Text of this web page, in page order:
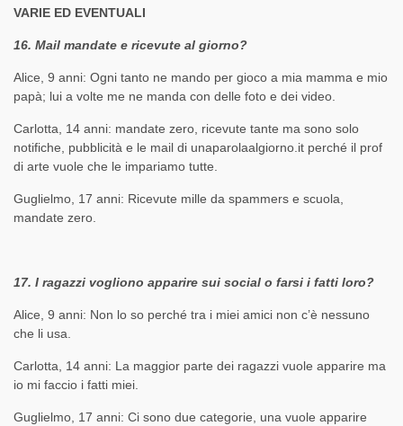
VARIE ED EVENTUALI
16. Mail mandate e ricevute al giorno?
Alice, 9 anni: Ogni tanto ne mando per gioco a mia mamma e mio
papà; lui a volte me ne manda con delle foto e dei video.
Carlotta, 14 anni: mandate zero, ricevute tante ma sono solo
notifiche, pubblicità e le mail di unaparolaalgiorno.it perché il prof
di arte vuole che le impariamo tutte.
Guglielmo, 17 anni: Ricevute mille da spammers e scuola,
mandate zero.
17. I ragazzi vogliono apparire sui social o farsi i fatti loro?
Alice, 9 anni: Non lo so perché tra i miei amici non c’è nessuno
che li usa.
Carlotta, 14 anni: La maggior parte dei ragazzi vuole apparire ma
io mi faccio i fatti miei.
Guglielmo, 17 anni: Ci sono due categorie, una vuole apparire